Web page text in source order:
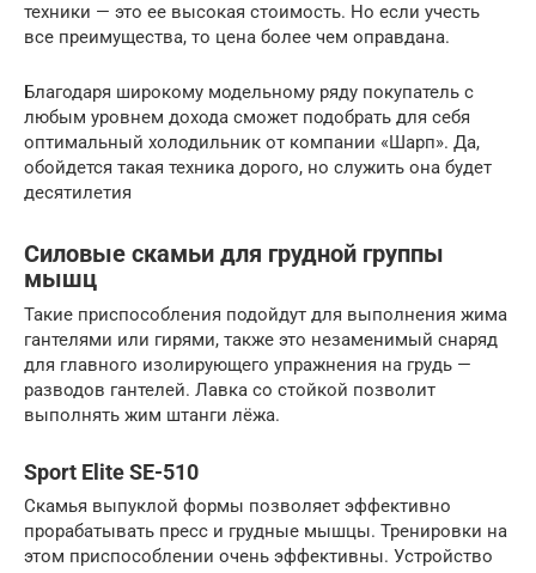
техники — это ее высокая стоимость. Но если учесть
все преимущества, то цена более чем оправдана.
Благодаря широкому модельному ряду покупатель с
любым уровнем дохода сможет подобрать для себя
оптимальный холодильник от компании «Шарп». Да,
обойдется такая техника дорого, но служить она будет
десятилетия
Силовые скамьи для грудной группы
мышц
Такие приспособления подойдут для выполнения жима
гантелями или гирями, также это незаменимый снаряд
для главного изолирующего упражнения на грудь —
разводов гантелей. Лавка со стойкой позволит
выполнять жим штанги лёжа.
Sport Elite SE-510
Скамья выпуклой формы позволяет эффективно
прорабатывать пресс и грудные мышцы. Тренировки на
этом приспособлении очень эффективны. Устройство